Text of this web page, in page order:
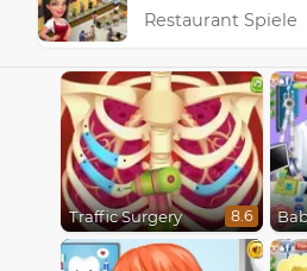
Restaurant Spiele
Traffic Surgery 8.6